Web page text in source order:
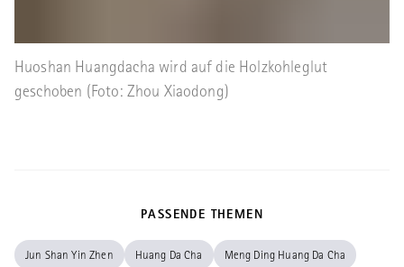
Huoshan Huangdacha wird auf die Holzkohleglut
geschoben (Foto: Zhou Xiaodong)
PASSENDE THEMEN
Jun Shan Yin Zhen Huang Da Cha Meng Ding Huang Da Cha